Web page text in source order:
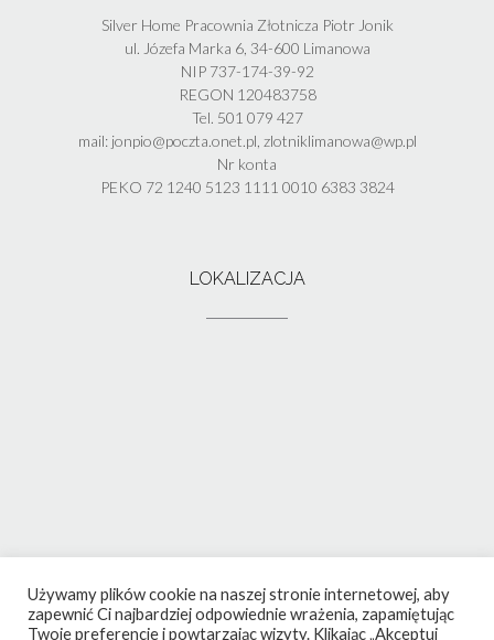
Silver Home Pracownia Złotnicza Piotr Jonik
ul. Józefa Marka 6, 34-600 Limanowa
NIP 737-174-39-92
REGON 120483758
Tel. 501 079 427
mail: jonpio@poczta.onet.pl, zlotniklimanowa@wp.pl
Nr konta
PEKO 72 1240 5123 1111 0010 6383 3824
LOKALIZACJA
Używamy plików cookie na naszej stronie internetowej, aby
zapewnić Ci najbardziej odpowiednie wrażenia, zapamiętując
Twoje preferencje i powtarzając wizyty. Klikając „Akceptuj